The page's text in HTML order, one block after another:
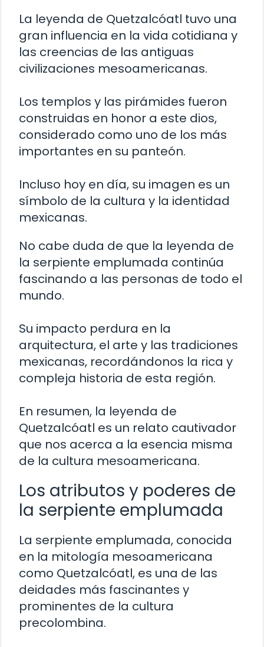
La leyenda de Quetzalcóatl tuvo una
gran influencia en la vida cotidiana y
las creencias de las antiguas
civilizaciones mesoamericanas.
Los templos y las pirámides fueron
construidas en honor a este dios,
considerado como uno de los más
importantes en su panteón.
Incluso hoy en día, su imagen es un
símbolo de la cultura y la identidad
mexicanas.
No cabe duda de que la leyenda de
la serpiente emplumada continúa
fascinando a las personas de todo el
mundo.
Su impacto perdura en la
arquitectura, el arte y las tradiciones
mexicanas, recordándonos la rica y
compleja historia de esta región.
En resumen, la leyenda de
Quetzalcóatl es un relato cautivador
que nos acerca a la esencia misma
de la cultura mesoamericana.
Los atributos y poderes de
la serpiente emplumada
La serpiente emplumada, conocida
en la mitología mesoamericana
como Quetzalcóatl, es una de las
deidades más fascinantes y
prominentes de la cultura
precolombina.